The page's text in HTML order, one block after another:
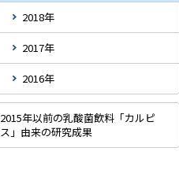
2018年
2017年
2016年
2015年以前の乳酸菌飲料「カルピ
ス」由来の研究成果